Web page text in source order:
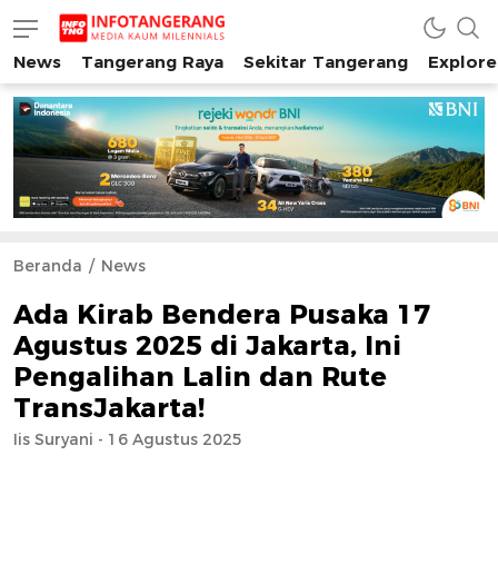
INFO TANGERANG
Media Kaum Millenials Tangerang Raya
News Tangerang Raya Sekitar Tangerang
Beranda News
Ada Kirab Bendera Pusaka 17
Agustus 2025 di Jakarta, Ini
Pengalihan Lalin dan Rute
TransJakarta!
Iis Suryani - 16 Agustus 2025